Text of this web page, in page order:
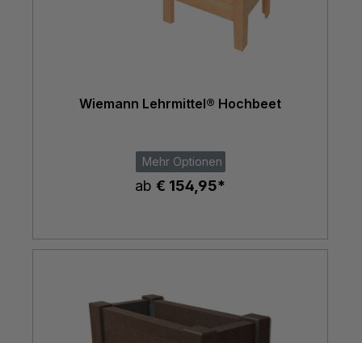
Wiemann Lehrmittel® Hochbeet
Mehr Optionen
ab € 154,95*